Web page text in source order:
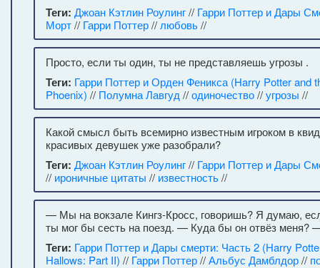
Теги: Джоан Кэтлин Роулинг// Гарри Поттер и Дары
Морт// Гарри Поттер// любовь//
Просто, если ты один, ты не представляешь угрозы .
Теги: Гарри Поттер и Орден Феникса (Harry Potter and
Phoenix) // Полумна Лавгуд //одиночество//угрозы //
Какой смысл быть всемирно известным игроком в
красивых девушек уже разобрали?
Теги: Джоан Кэтлин Роулинг// Гарри Поттер и Дары
// ироничные цитаты // известность//
— Мы на вокзале Кингз-Кросс, говоришь? Я думаю,
ты мог бы сесть на поезд. — Куда бы он отвёз меня?
Теги: Гарри Поттер и Дары смерти: Часть 2 (Harry
Hallows: Part II) // Гарри Поттер//Альбус Дамблдор//